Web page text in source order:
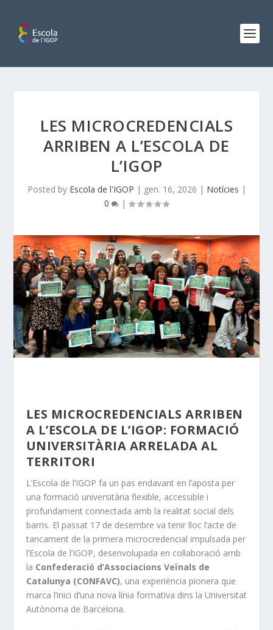
LES MICROCREDENCIALS
ARRIBEN A L’ESCOLA DE
L’IGOP
Posted by Escola de l'IGOP | gen. 16, 2026 | Notícies |
0
|
LES MICROCREDENCIALS ARRIBEN
A L’ESCOLA DE L’IGOP: FORMACIÓ
UNIVERSITÀRIA ARRELADA AL
TERRITORI
L’Escola de l’IGOP fa un pas endavant en l’aposta per
una formació universitària flexible, accessible i
profundament connectada amb la realitat social dels
barris. El passat 17 de desembre va tenir lloc l’acte de
tancament de la primera microcredencial impulsada per
l’Escola de l’IGOP, desenvolupada en col·laboració amb
la Confederació d’Associacions Veïnals de
Catalunya (CONFAVC), una experiència pionera que
marca l’inici d’una nova línia formativa dins la Universitat
Autònoma de Barcelona.